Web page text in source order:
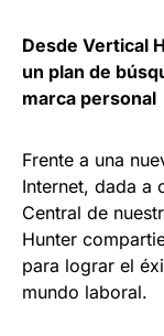
Desde Vertical
un plan de
marca personal
Frente a una
Internet, dada a
Central de
Hunter
para lograr el
mundo laboral.